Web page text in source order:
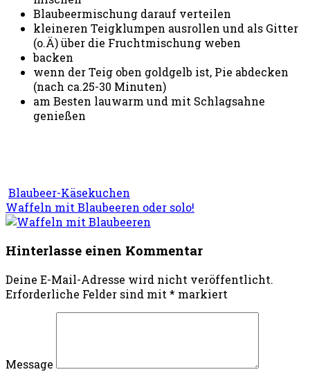
Blaubeermischung darauf verteilen
kleineren Teigklumpen ausrollen und als Gitter
(o.Ä) über die Fruchtmischung weben
backen
wenn der Teig oben goldgelb ist, Pie abdecken
(nach ca.25-30 Minuten)
am Besten lauwarm und mit Schlagsahne
genießen
Blaubeer-Käsekuchen
Waffeln mit Blaubeeren oder solo!
Hinterlasse einen Kommentar
Deine E-Mail-Adresse wird nicht veröffentlicht.
Erforderliche Felder sind mit * markiert
Message